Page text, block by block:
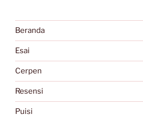
Beranda
Esai
Cerpen
Resensi
Puisi